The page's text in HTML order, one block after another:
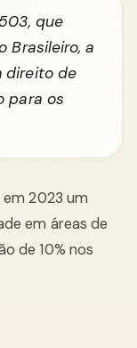
que
Brasileiro, a
direito de
para os
2023 um
em áreas de
de 10% nos